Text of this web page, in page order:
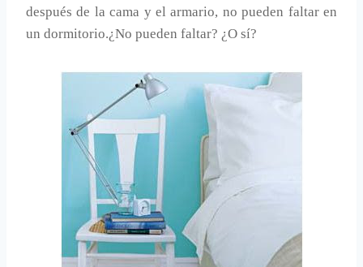
después de la cama y el armario, no pueden faltar en
un dormitorio.¿No pueden faltar? ¿O sí?